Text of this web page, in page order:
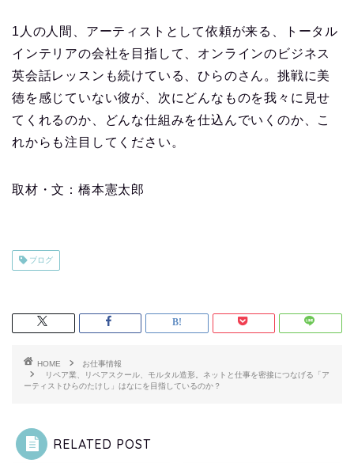
1人の人間、アーティストとして依頼が来る、トータル
インテリアの会社を目指して、オンラインのビジネス
英会話レッスンも続けている、ひらのさん。挑戦に美
徳を感じていない彼が、次にどんなものを我々に見せ
てくれるのか、どんな仕組みを仕込んでいくのか、こ
れからも注目してください。
取材・文：橋本憲太郎
ブログ
HOME
お仕事情報
リペア業、リペアスクール、モルタル造形。ネットと仕事を密接につなげる「ア
ーティストひらのたけし」はなにを目指しているのか？
RELATED POST